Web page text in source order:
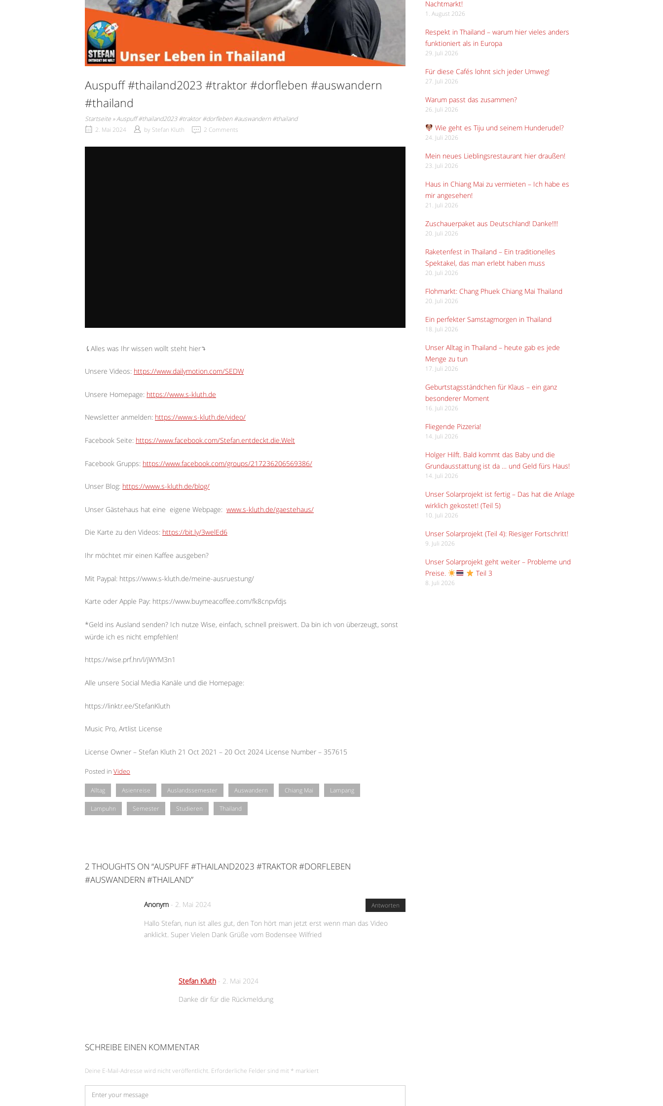
Auspuff #thailand2023 #traktor #dorfleben #auswandern
#thailand
Startseite »Auspuff #thailand2023 #traktor #dorfleben #auswandern #thailand
2. Mai 2024
by Stefan Kluth 2 Comments
⤹Alles was Ihr wissen wollt steht hier⤵︎
Unsere Videos: https://www.dailymotion.com/SEDW
Unsere Homepage: https://www.s-kluth.de
Newsletter anmelden: https://www.s-kluth.de/video/
Facebook Seite: https://www.facebook.com/Stefan.entdeckt.die.Welt
Facebook Grupps: https://www.facebook.com/groups/217236206569386/
Unser Blog: https://www.s-kluth.de/blog/
Unser Gästehaus hat eine eigene Webpage: www.s-kluth.de/gaestehaus/
Die Karte zu den Videos: https://bit.ly/3welEd6
Ihr möchtet mir einen Kaffee ausgeben?
Mit Paypal: https://www.s-kluth.de/meine-ausruestung/
Karte oder Apple Pay: https://www.buymeacoffee.com/fk8cnpvfdjs
*Geld ins Ausland senden? Ich nutze Wise, einfach, schnell preiswert. Da bin ich von überzeugt, sonst
würde ich es nicht empfehlen!
https://wise.prf.hn/l/jWYM3n1
Alle unsere Social Media Kanäle und die Homepage:
https://linktr.ee/StefanKluth
Music Pro, Artlist License
License Owner – Stefan Kluth 21 Oct 2021 – 20 Oct 2024 License Number – 357615
Posted in Video
Alltag Asienreise Auslandssemester Auswandern Chiang Mai Lampang
Lampuhn Semester Studieren Thailand
2 THOUGHTS ON “AUSPUFF #THAILAND2023 #TRAKTOR #DORFLEBEN
#AUSWANDERN #THAILAND”
Antworten
Anonym - 2. Mai 2024
Hallo Stefan, nun ist alles gut, den Ton hört man jetzt erst wenn man das Video
anklickt. Super Vielen Dank Grüße vom Bodensee Wilfried
Stefan Kluth - 2. Mai 2024
Danke dir für die Rückmeldung
SCHREIBE EINEN KOMMENTAR
Deine E-Mail-Adresse wird nicht veröffentlicht. Erforderliche Felder sind mit * markiert
Kommentar
Nachtmarkt!
1. August 2026
Respekt in Thailand – warum hier vieles anders
funktioniert als in Europa
29. Juli 2026
Für diese Cafés lohnt sich jeder Umweg!
27. Juli 2026
Warum passt das zusammen?
26. Juli 2026
Wie geht es Tiju und seinem Hunderudel?
24. Juli 2026
Mein neues Lieblingsrestaurant hier draußen!
23. Juli 2026
Haus in Chiang Mai zu vermieten – Ich habe es
mir angesehen!
21. Juli 2026
Zuschauerpaket aus Deutschland! Danke!!!!
20. Juli 2026
Raketenfest in Thailand – Ein traditionelles
Spektakel, das man erlebt haben muss
20. Juli 2026
Flohmarkt: Chang Phuek Chiang Mai Thailand
20. Juli 2026
Ein perfekter Samstagmorgen in Thailand
18. Juli 2026
Unser Alltag in Thailand – heute gab es jede
Menge zu tun
17. Juli 2026
Geburtstagsständchen für Klaus – ein ganz
besonderer Moment
16. Juli 2026
Fliegende Pizzeria!
14. Juli 2026
Holger Hilft. Bald kommt das Baby und die
Grundausstattung ist da … und Geld fürs Haus!
14. Juli 2026
Unser Solarprojekt ist fertig – Das hat die Anlage
wirklich gekostet! (Teil 5)
10. Juli 2026
Unser Solarprojekt (Teil 4): Riesiger Fortschritt!
9. Juli 2026
Unser Solarprojekt geht weiter – Probleme und
Preise.
Teil 3
8. Juli 2026